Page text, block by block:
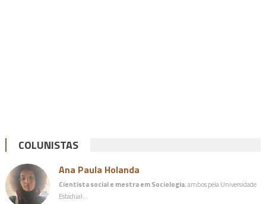
COLUNISTAS
Ana Paula Holanda
Cientista social e mestra em Sociologia, ambos pela Universidade
Estadual…